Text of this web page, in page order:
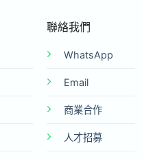
聯絡我們
WhatsApp
Email
商業合作
人才招募